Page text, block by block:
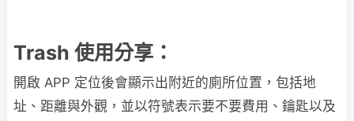
Trash 使用分享：
開啟 APP 定位後會顯示出附近的廁所位置，包括地
址、距離與外觀，並以符號表示要不要費用、鑰匙以及